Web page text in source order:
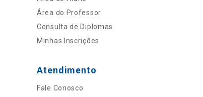
Área do Professor
Consulta de Diplomas
Minhas Inscrições
Atendimento
Fale Conosco